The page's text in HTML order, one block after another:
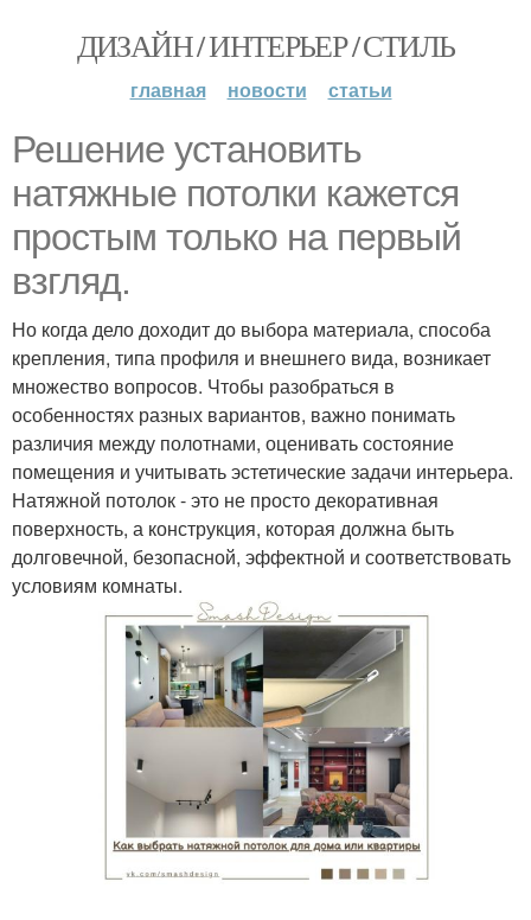
ДИЗАЙН / ИНТЕРЬЕР / СТИЛЬ
главная новости статьи
Решение установить
натяжные потолки кажется
простым только на первый
взгляд.
Но когда дело доходит до выбора материала, способа
крепления, типа профиля и внешнего вида, возникает
множество вопросов. Чтобы разобраться в
особенностях разных вариантов, важно понимать
различия между полотнами, оценивать состояние
помещения и учитывать эстетические задачи интерьера.
Натяжной потолок - это не просто декоративная
поверхность, а конструкция, которая должна быть
долговечной, безопасной, эффектной и соответствовать
условиям комнаты.